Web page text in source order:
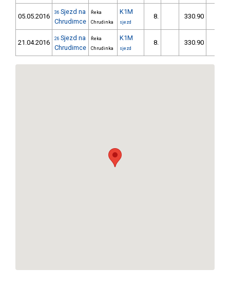
05.05.2016 36 Sjezd na
Chrudimce
Řeka
Chrudinka
K1M
sjezd
8. 330.90
21.04.2016 26 Sjezd na
Chrudimce
Řeka
Chrudinka
K1M
sjezd
8. 330.90